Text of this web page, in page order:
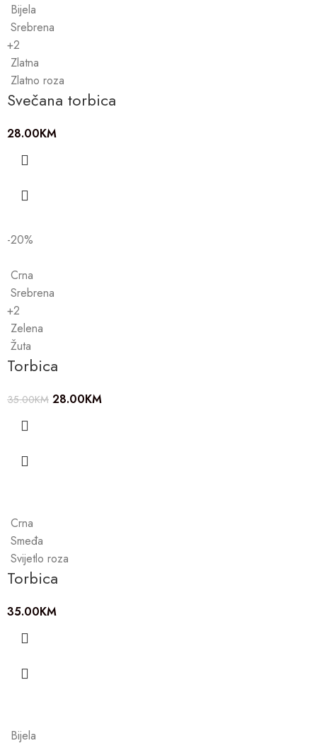
Bijela
Srebrena
+2
Zlatna
Zlatno roza
Svečana torbica
28.00KM
-20%
Crna
Srebrena
+2
Zelena
Žuta
Torbica
35.00KM 28.00KM
Crna
Smeđa
Svijetlo roza
Torbica
35.00KM
Bijela